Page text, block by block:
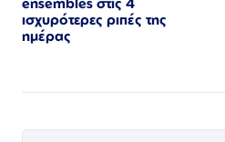
ισχυρότερες ριπές της
ημέρας